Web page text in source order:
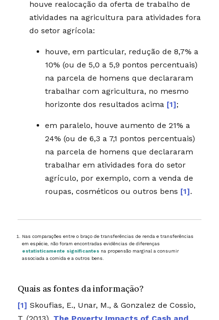
houve realocação da oferta de trabalho de
atividades na agricultura para atividades fora
do setor agrícola:
houve, em particular, redução de 8,7% a
10% (ou de 5,0 a 5,9 pontos percentuais)
na parcela de homens que declararam
trabalhar com agricultura, no mesmo
horizonte dos resultados acima [1];
em paralelo, houve aumento de 21% a
24% (ou de 6,3 a 7,1 pontos percentuais)
na parcela de homens que declararam
trabalhar em atividades fora do setor
agrículo, por exemplo, com a venda de
roupas, cosméticos ou outros bens [1].
Nas comparações entre o braço de transferências de renda e transferências
em espécie, não foram encontradas evidências de diferenças
estatisticamente significantes na propensão marginal a consumir
associada a comida e a outros bens.
Quais as fontes da informação?
Skoufias, E., Unar, M., & Gonzalez de Cossio,